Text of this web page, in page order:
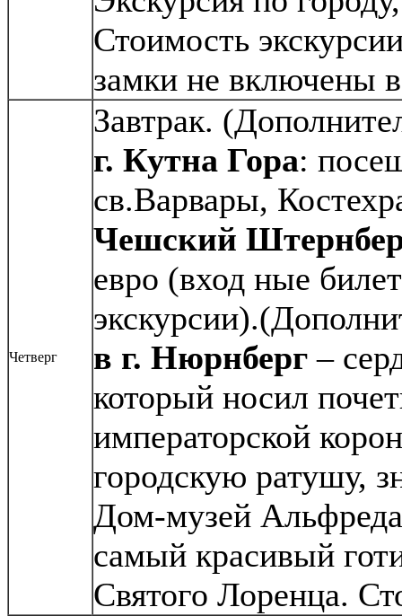
Стоимость
замки не включены
Четверг
Завтрак.
г. Кутна Гора:
св.Варвары,
Чешский
евро (вход ные
в г. Нюрнберг –
который носил
императорской
городскую ратушу,
Дом-музей
самый красивый
Святого Лоренца.